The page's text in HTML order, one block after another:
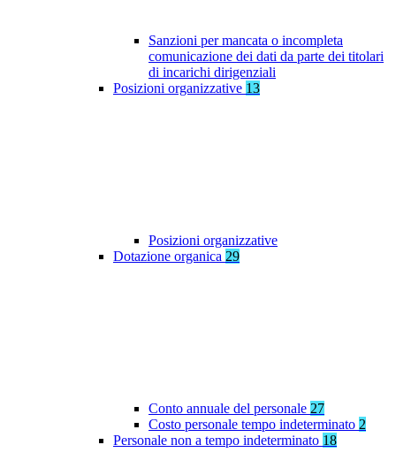
Sanzioni per mancata o incompleta
comunicazione dei dati da parte dei titolari
di incarichi dirigenziali
Posizioni organizzative 13
Posizioni organizzative
Dotazione organica 29
Conto annuale del personale 27
Costo personale tempo indeterminato 2
Personale non a tempo indeterminato 18